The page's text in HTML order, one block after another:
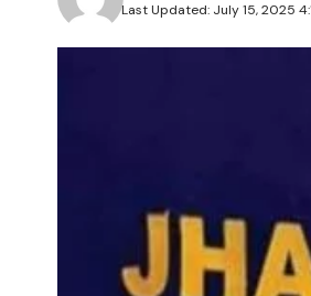
Last Updated: July 15, 2025